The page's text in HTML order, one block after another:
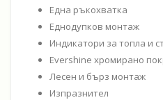
Еднa ръкохватка
Еднодупков монтаж
Индикатори за топла и
Evershine хромирано
Лесен и бърз монтаж
Изпразнител